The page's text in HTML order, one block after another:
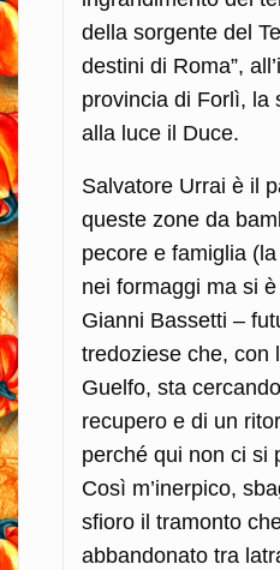
della sorgente del
destini di Roma”,
provincia di Forlì, la
alla luce il Duce.
Salvatore Urrai è il
queste zone da
pecore e famiglia
nei formaggi ma si
Gianni Bassetti –
tredoziese che, con
Guelfo, sta
recupero e di un
perché qui non ci si
Così m’inerpico,
sfioro il tramonto
abbandonato tra